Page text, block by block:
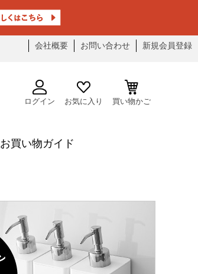
会社概要 お問い合わせ 新規会員登録
ログイン お気に入り 買い物かご
お買い物ガイド